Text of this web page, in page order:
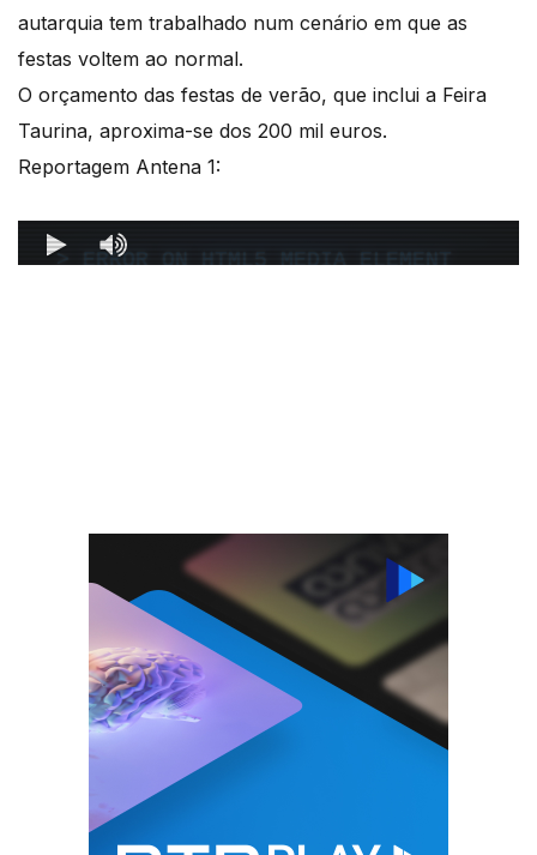
autarquia tem trabalhado num cenário em que as
festas voltem ao normal.
O orçamento das festas de verão, que inclui a Feira
Taurina, aproxima-se dos 200 mil euros.
Reportagem Antena 1: